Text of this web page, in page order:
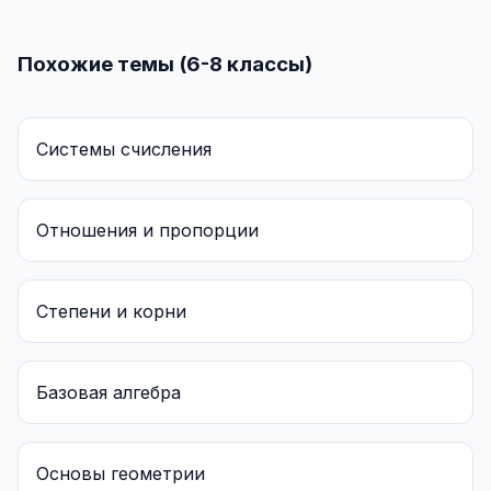
Похожие темы (6-8 классы)
Системы счисления
Отношения и пропорции
Степени и корни
Базовая алгебра
Основы геометрии